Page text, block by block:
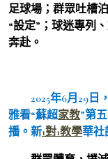
足球場；群眾吐槽
“設定”；球迷專列
奔赴。
2025年6月29
雅看“蘇超家教”第
播。新1對1教學華社